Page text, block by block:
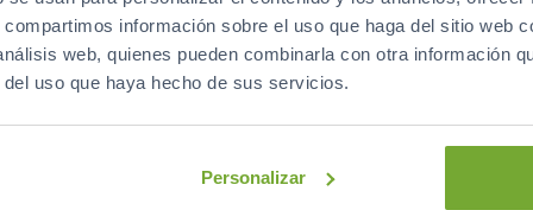
información sobre el uso que haga del sitio web
web, quienes pueden combinarla con otra información
uso que haya hecho de sus servicios.
Personalizar
Automático
Híbrido
ECO